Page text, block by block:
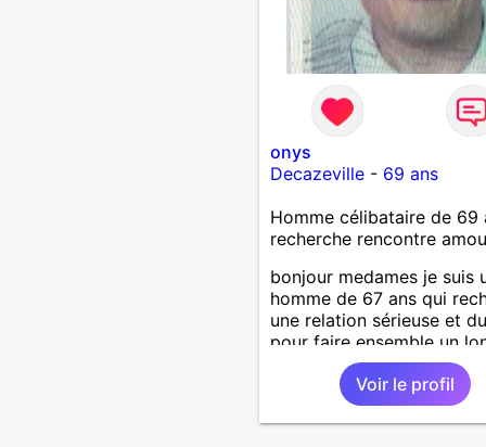
onys
Decazeville- 69 ans
Homme célibataire de 69
recherche rencontre
bonjour medames je suis
homme de 67 ans qui
une relation sérieuse et
pour faire ensemble un
chemin avec tout le
l'amour qu'on saura se
Voir le profil